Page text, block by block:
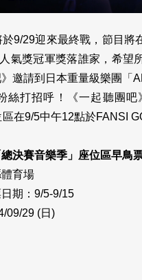
於9/29迎來最終戰，節目
氣獎冠軍獎落誰家，希望
邀請到日本重量級樂團「
絲打招呼！《一起聽團
在9/5中午12點於FANSI
總決賽音樂季」座位區早鳥
育場
期：9/5-9/15
09/29 (日)